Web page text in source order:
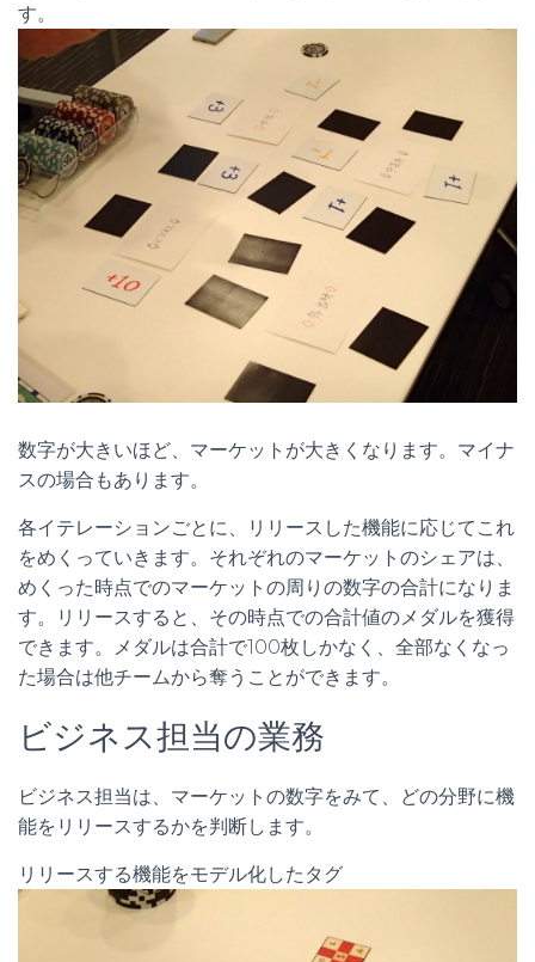
す。
数字が大きいほど、マーケットが大きくなります。マイナ
スの場合もあります。
各イテレーションごとに、リリースした機能に応じてこれ
をめくっていきます。それぞれのマーケットのシェアは、
めくった時点でのマーケットの周りの数字の合計になりま
す。リリースすると、その時点での合計値のメダルを獲得
できます。メダルは合計で100枚しかなく、全部なくなっ
た場合は他チームから奪うことができます。
ビジネス担当の業務
ビジネス担当は、マーケットの数字をみて、どの分野に機
能をリリースするかを判断します。
リリースする機能をモデル化したタグ